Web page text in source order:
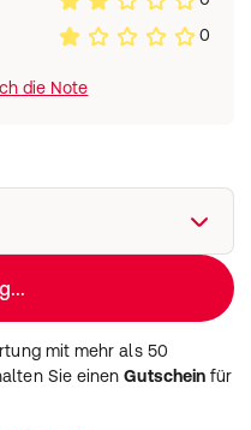
0
die Note
mit mehr als 50
Sie einenGutschein für